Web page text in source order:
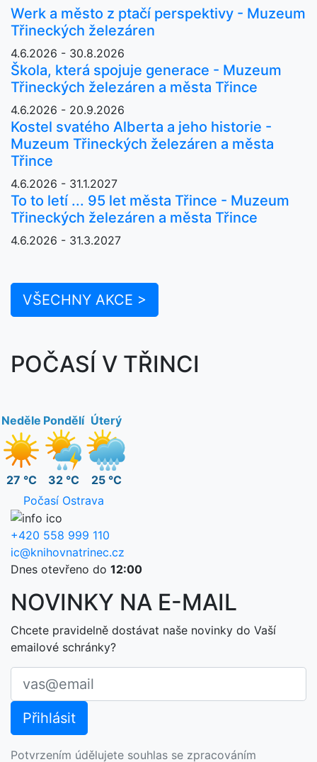
Werk a město z ptačí perspektivy - Muzeum
Třineckých železáren
4.6.2026 - 30.8.2026
Škola, která spojuje generace - Muzeum
Třineckých železáren a města Třince
4.6.2026 - 20.9.2026
Kostel svatého Alberta a jeho historie -
Muzeum Třineckých železáren a města
Třince
4.6.2026 - 31.1.2027
To to letí ... 95 let města Třince - Muzeum
Třineckých železáren a města Třince
4.6.2026 - 31.3.2027
VŠECHNY AKCE >
POČASÍ V TŘINCI
Neděle
27 °C
Pondělí
32 °C
Úterý
25 °C
Počasí Ostrava
+420 558 999 110
ic@knihovnatrinec.cz
Dnes otevřeno do 12:00
NOVINKY NA E-MAIL
Chcete pravidelně dostávat naše novinky do Vaší
emailové schránky?
Potvrzením údělujete souhlas se zpracováním